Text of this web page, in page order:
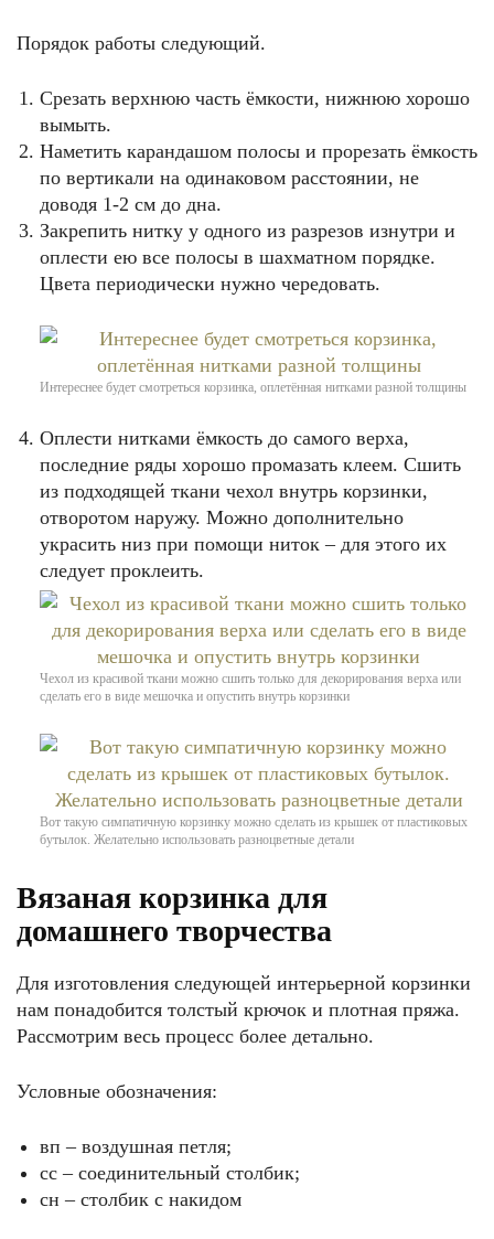
Порядок работы следующий.
Срезать верхнюю часть ёмкости, нижнюю хорошо
вымыть.
Наметить карандашом полосы и прорезать ёмкость
по вертикали на одинаковом расстоянии, не
доводя 1-2 см до дна.
Закрепить нитку у одного из разрезов изнутри и
оплести ею все полосы в шахматном порядке.
Цвета периодически нужно чередовать.
Интереснее будет смотреться корзинка, оплетённая нитками разной толщины
Оплести нитками ёмкость до самого верха,
последние ряды хорошо промазать клеем. Сшить
из подходящей ткани чехол внутрь корзинки,
отворотом наружу. Можно дополнительно
украсить низ при помощи ниток – для этого их
следует проклеить.
Чехол из красивой ткани можно сшить только для декорирования верха или
сделать его в виде мешочка и опустить внутрь корзинки
Вот такую симпатичную корзинку можно сделать из крышек от пластиковых
бутылок. Желательно использовать разноцветные детали
Вязаная корзинка для
домашнего творчества
Для изготовления следующей интерьерной корзинки
нам понадобится толстый крючок и плотная пряжа.
Рассмотрим весь процесс более детально.
Условные обозначения:
вп – воздушная петля;
сс – соединительный столбик;
сн – столбик с накидом